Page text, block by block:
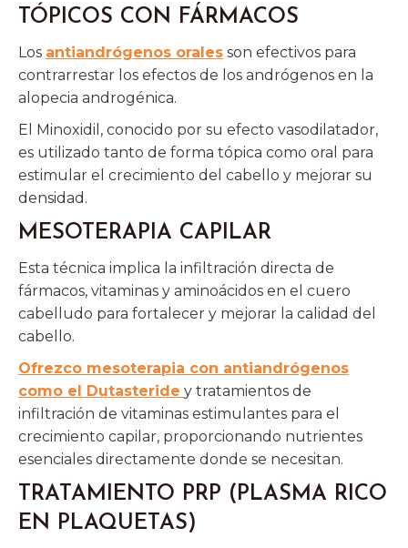
TÓPICOS CON FÁRMACOS
Los antiandrógenos orales son efectivos para
contrarrestar los efectos de los andrógenos en la
alopecia androgénica.
El Minoxidil, conocido por su efecto vasodilatador,
es utilizado tanto de forma tópica como oral para
estimular el crecimiento del cabello y mejorar su
densidad.
MESOTERAPIA CAPILAR
Esta técnica implica la infiltración directa de
fármacos, vitaminas y aminoácidos en el cuero
cabelludo para fortalecer y mejorar la calidad del
cabello.
Ofrezco mesoterapia con antiandrógenos
como el Dutasteride y tratamientos de
infiltración de vitaminas estimulantes para el
crecimiento capilar, proporcionando nutrientes
esenciales directamente donde se necesitan.
TRATAMIENTO PRP (PLASMA RICO
EN PLAQUETAS)